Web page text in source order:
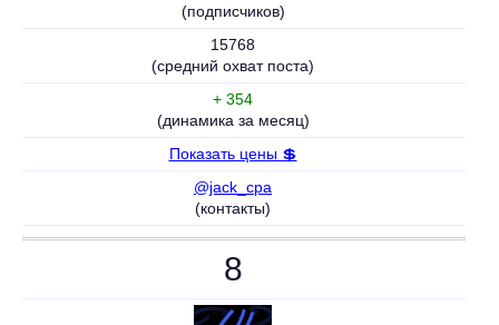
(подписчиков)
15768
(средний охват поста)
+ 354
(динамика за месяц)
Показать цены 💲
@jack_cpa
(контакты)
8